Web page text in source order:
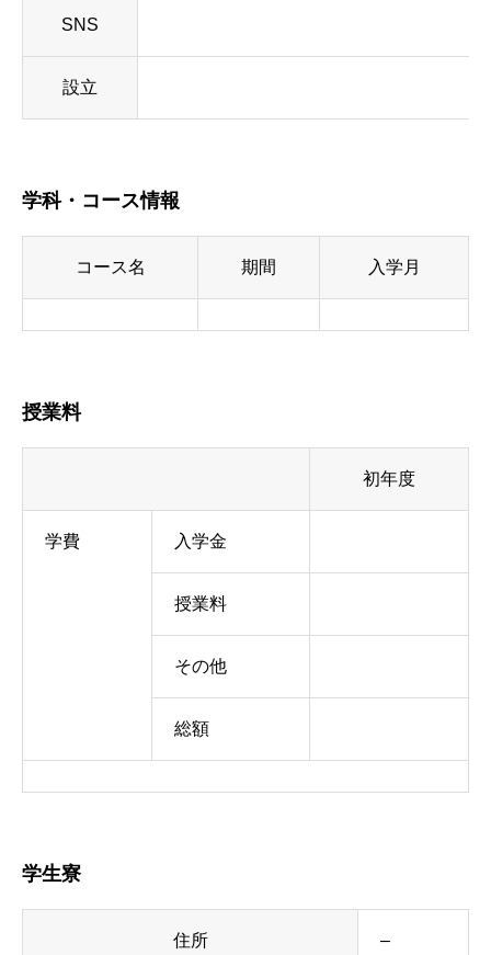
SNS
設立
学科・コース情報
コース名 期間 入学月
授業料
初年度
学費 入学金
授業料
その他
総額
学生寮
住所 –